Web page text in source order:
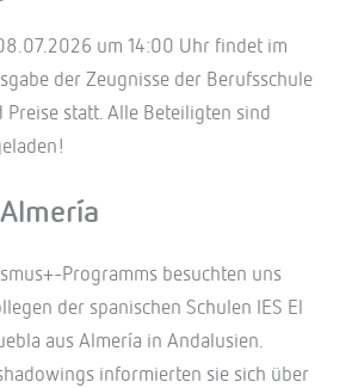
um 14:00 Uhr findet im
der Zeugnisse der Berufsschule
Preise statt. Alle Beteiligten sind
Programms besuchten uns
der spanischen Schulen IES El
aus Almería in Andalusien.
informierten sie sich über